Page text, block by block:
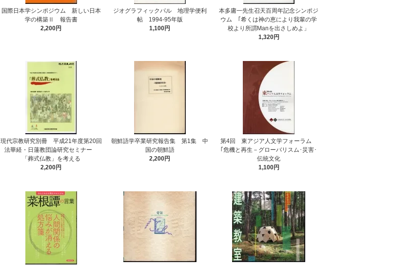
国際日本学シンポジウム 新しい日本
学の構築Ⅱ 報告書
2,200円
ジオグラフィックパル 地理学便利
帖 1994-95年版
1,100円
本多庸一先生召天百周年記念シンポジ
ウム ｢希くは神の恵により我輩の学
校より所謂Manを出さしめよ」
1,320円
現代宗教研究別冊 平成21年度第20回
法華経・日蓮教団論研究セミナー
「葬式仏教」を考える
2,200円
朝鮮語学卒業研究報告集 第1集 中
国の朝鮮語
2,200円
第4回 東アジア人文学フォーラム
｢危機と再生－グローバリスム･災害･
伝統文化
1,100円